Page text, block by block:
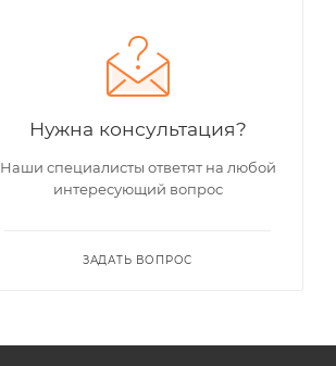
Нужна консультация?
Наши специалисты ответят на любой
интересующий вопрос
ЗАДАТЬ ВОПРОС